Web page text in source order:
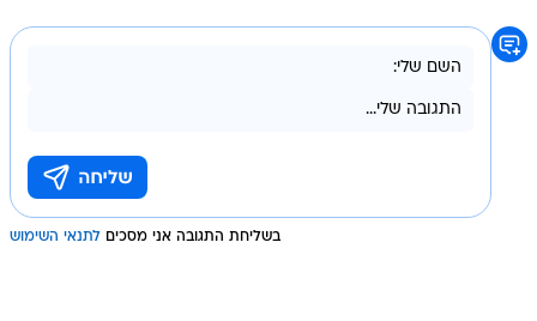
בשליחת התגובה אני מסכים לתנאי השימוש